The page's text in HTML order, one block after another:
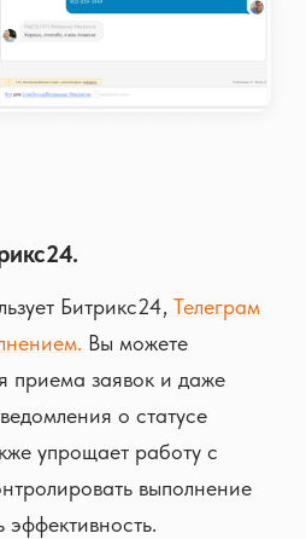
Битрикс24, Телеграм
Вы можете
приема заявок и даже
о статусе
упрощает работу с
выполнение
эффективность.